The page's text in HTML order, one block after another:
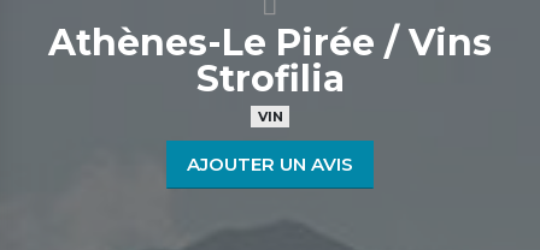
Athènes-Le Pirée / Vins
Strofilia
VIN
AJOUTER UN AVIS